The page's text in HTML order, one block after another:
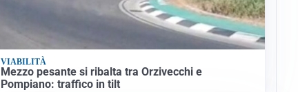
VIABILITÀ
Mezzo pesante si ribalta tra Orzivecchi e
Pompiano: traffico in tilt